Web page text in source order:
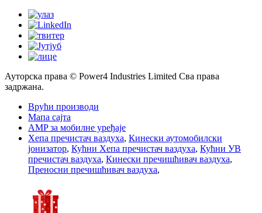
Ауторска права © Power4 Industries Limited Сва права
задржана.
Врући производи
Мапа сајта
AMP за мобилне уређаје
Хепа пречистач ваздуха, Кинески аутомобилски
јонизатор, Кућни Хепа пречистач ваздуха, Кућни УВ
пречистач ваздуха, Кинески пречишћивач ваздуха,
Преносни пречишћивач ваздуха,